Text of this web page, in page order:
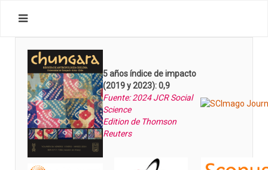
5 años índice de impacto
(2019 y 2023): 0,9
Fuente: 2024 JCR Social
Science
Edition de Thomson
Reuters